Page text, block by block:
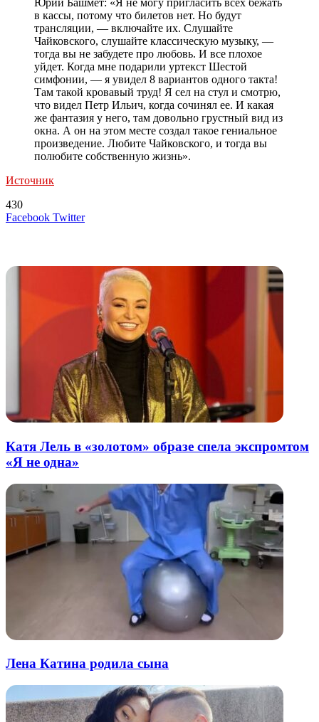
в кассы, потому что билетов нет. Но будут
трансляции, — включайте их. Слушайте
Чайковского, слушайте классическую музыку, —
тогда вы не забудете про любовь. И все плохое
уйдет. Когда мне подарили уртекст Шестой
симфонии, — я увидел 8 вариантов одного такта!
Там такой кровавый труд! Я сел на стул и смотрю,
что видел Петр Ильич, когда сочинял ее. И какая
же фантазия у него, там довольно грустный вид из
окна. А он на этом месте создал такое гениальное
произведение. Любите Чайковского, и тогда вы
полюбите собственную жизнь».
Источник
430
Facebook TwitterLinkedIn
Tumblr
Reddit
Вконтакте
Одноклассники
Skype
Messenger
Messenger
WhatsApp
Telegram
Viber
Line
Поделиться
Печатать
Катя Лель в «золотом» образе спела экспромтом
«Я не одна»
Лена Катина родила сына